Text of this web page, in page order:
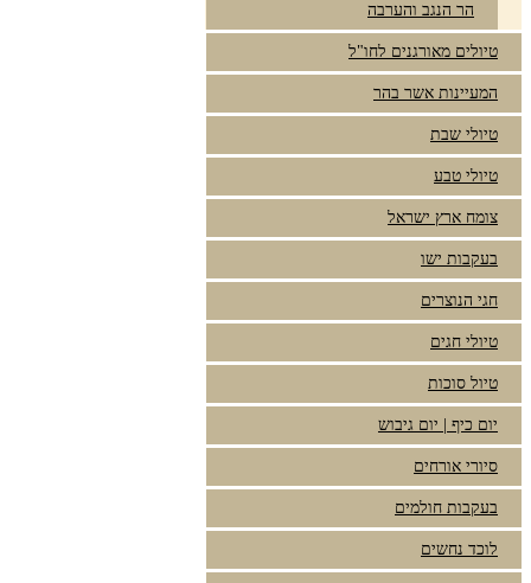
הר הנגב והערבה
טיולים מאורגנים לחו"ל
המעיינות אשר בהר
טיולי שבת
טיולי טבע
צומח ארץ ישראל
בעקבות ישו
חגי הנוצרים
טיולי חגים
טיול סוכות
יום כיף | יום גיבוש
סיורי אורחים
בעקבות חולמים
לוכד נחשים